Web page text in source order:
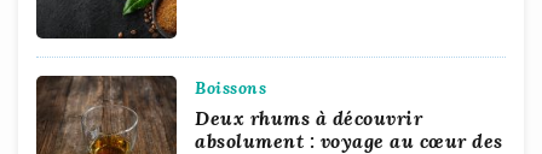
Boissons
Deux rhums à découvrir
absolument : voyage au cœur des